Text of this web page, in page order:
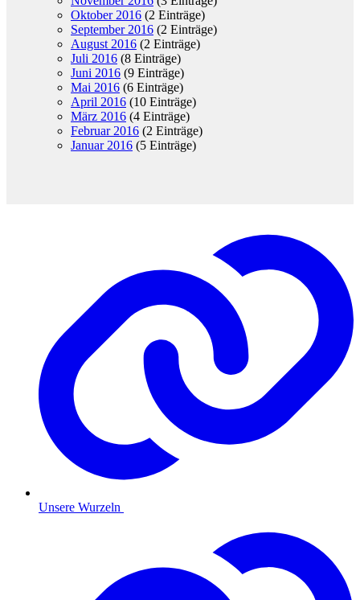
Oktober 2016 (2 Einträge)
September 2016 (2 Einträge)
August 2016 (2 Einträge)
Juli 2016 (8 Einträge)
Juni 2016 (9 Einträge)
Mai 2016 (6 Einträge)
April 2016 (10 Einträge)
März 2016 (4 Einträge)
Februar 2016 (2 Einträge)
Januar 2016 (5 Einträge)
Unsere Wurzeln